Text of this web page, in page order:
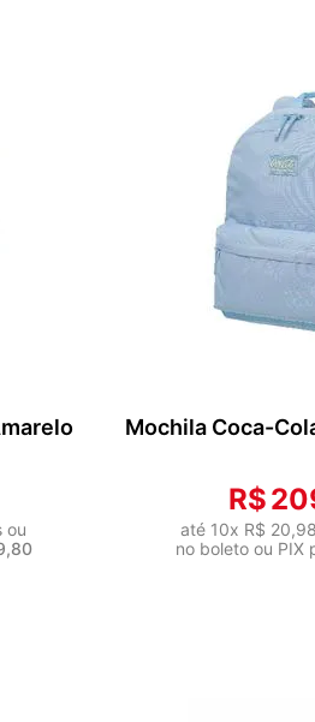
ou
,80
Mochila Coca-
R$
até 10x R$ 20,98
no boleto ou PIX
ADICIONAR